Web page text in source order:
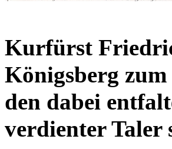
Kurfürst
Königsberg
den dabei
verdienter Taler